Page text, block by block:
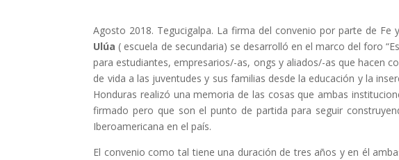
Agosto 2018. Tegucigalpa. La firma del convenio por parte de Fe
Ulúa ( escuela de secundaria) se desarrolló en el marco del foro
para estudiantes, empresarios/-as, ongs y aliados/-as que hacen
de vida a las juventudes y sus familias desde la educación y la
Honduras realizó una memoria de las cosas que ambas
firmado pero que son el punto de partida para seguir
Iberoamericana en el país.
El convenio como tal tiene una duración de tres años y en él